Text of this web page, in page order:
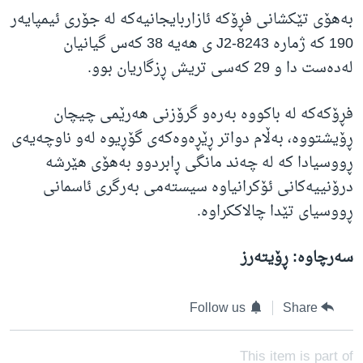
به‌هۆی تێكشانی فڕۆكه‌ ئازاربایجانیەکە له‌ جۆری ئیمپایه‌ر
190 کە ژمارە J2-8243 ی هەیە 38 كه‌س گیانیان
له‌ده‌ست دا و 29 كه‌سی تریش ڕزگاریان بوو.
فڕۆکەکە لە باکووە بەرەو گرۆزنی هەرێمی چیچان
ڕۆیشتووە، بەڵام دواتر ڕێڕەوەکەی گۆڕیوە لەو ناوچەیەی
ڕووسیادا کە لە چەند مانگی ڕابردوو بەهۆی هێرشە
درۆنییەکانی ئۆکرانیاوە سیستەمی بەرگری ئاسمانی
ڕووسیای تێدا چالاککراوە.
سەرچاوە: ڕۆیتەرز
Share
Follow us
This item is part of